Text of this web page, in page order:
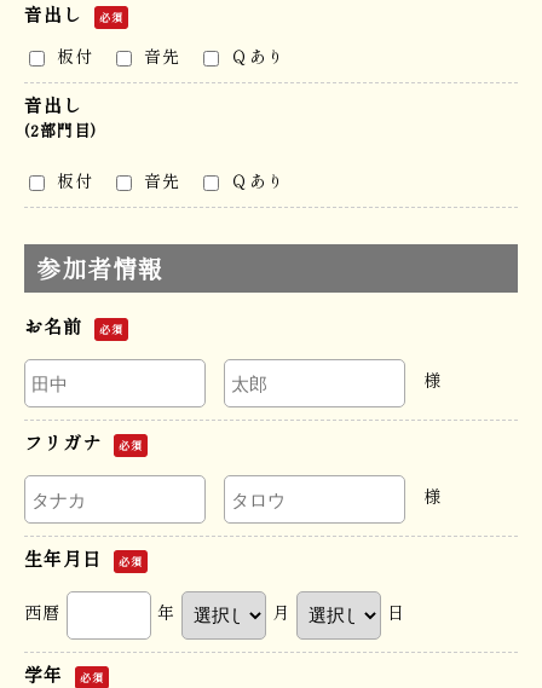
音出し 必須
板付 音先 Ｑあり
音出し
(2部門目)
板付 音先 Ｑあり
参加者情報
お名前 必須
様
フリガナ 必須
様
生年月日 必須
西暦 年 月 日
学年 必須